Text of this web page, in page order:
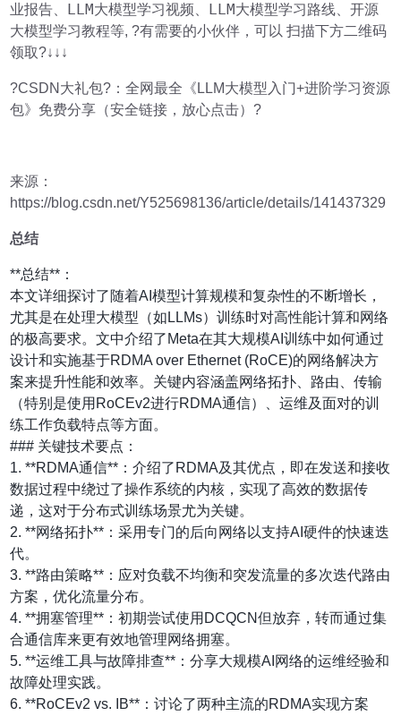
业报告、LLM大模型学习视频、LLM大模型学习路线、开源
大模型学习教程等, ?有需要的小伙伴，可以 扫描下方二维码
领取?↓↓↓
?CSDN大礼包?：全网最全《LLM大模型入门+进阶学习资源
包》免费分享（安全链接，放心点击）?
来源：
https://blog.csdn.net/Y525698136/article/details/141437329
总结
**总结**：
本文详细探讨了随着AI模型计算规模和复杂性的不断增长，
尤其是在处理大模型（如LLMs）训练时对高性能计算和网络
的极高要求。文中介绍了Meta在其大规模AI训练中如何通过
设计和实施基于RDMA over Ethernet (RoCE)的网络解决方
案来提升性能和效率。关键内容涵盖网络拓扑、路由、传输
（特别是使用RoCEv2进行RDMA通信）、运维及面对的训
练工作负载特点等方面。
### 关键技术要点：
1. **RDMA通信**：介绍了RDMA及其优点，即在发送和接收
数据过程中绕过了操作系统的内核，实现了高效的数据传
递，这对于分布式训练场景尤为关键。
2. **网络拓扑**：采用专门的后向网络以支持AI硬件的快速迭
代。
3. **路由策略**：应对负载不均衡和突发流量的多次迭代路由
方案，优化流量分布。
4. **拥塞管理**：初期尝试使用DCQCN但放弃，转而通过集
合通信库来更有效地管理网络拥塞。
5. **运维工具与故障排查**：分享大规模AI网络的运维经验和
故障处理实践。
6. **RoCEv2 vs. IB**：讨论了两种主流的RDMA实现方案